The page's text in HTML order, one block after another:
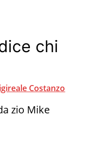
chi
Costanzo
zio Mike